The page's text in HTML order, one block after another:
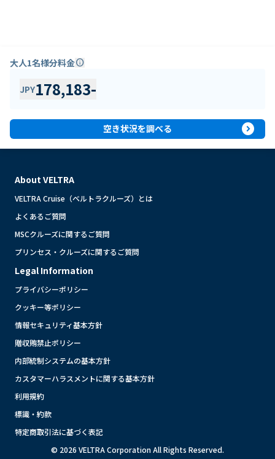
大人1名様分料金info
JPY178,183-
空き状況を調べる expand_circle_right
About VELTRA
VELTRA Cruise（ベルトラクルーズ）とは
よくあるご質問
MSCクルーズに関するご質問
プリンセス・クルーズに関するご質問
Legal Information
プライバシーポリシー
クッキー等ポリシー
情報セキュリティ基本方針
贈収賄禁止ポリシー
内部統制システムの基本方針
カスタマーハラスメントに関する基本方針
利用規約
標識・約款
特定商取引法に基づく表記
© 2026 VELTRA Corporation All Rights Reserved.